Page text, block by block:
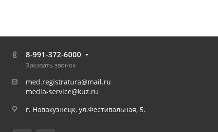
8-991-372-6000
Заказать звонок
med.registratura@mail.ru
media-service@kuz.ru
г. Новокузнецк, ул.Фестивальная, 5.